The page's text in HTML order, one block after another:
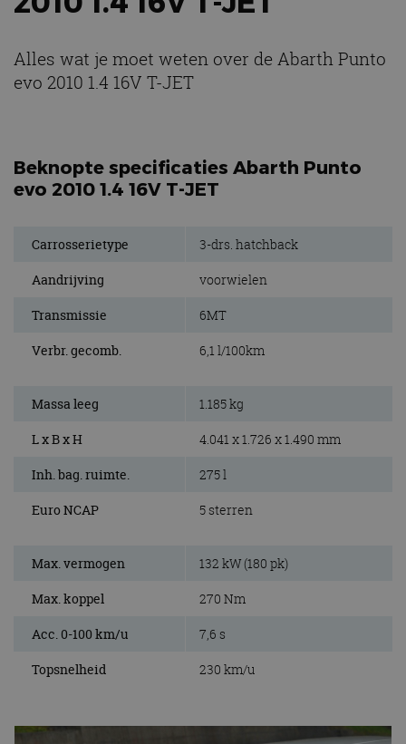
Alles wat je moet weten over de Abarth Punto
evo 2010 1.4 16V T-JET
Beknopte specificaties Abarth Punto
evo 2010 1.4 16V T-JET
Carrosserietype 3-drs. hatchback
Aandrijving voorwielen
Transmissie 6MT
Verbr. gecomb. 6,1 l/100km
Massa leeg 1.185 kg
L x B x H 4.041 x 1.726 x 1.490 mm
Inh. bag. ruimte. 275 l
Euro NCAP 5 sterren
Max. vermogen 132 kW (180 pk)
Max. koppel 270 Nm
Acc. 0-100 km/u 7,6 s
Topsnelheid 230 km/u